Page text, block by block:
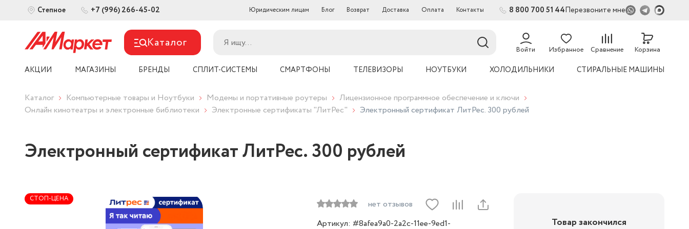
Степное +7 (996) 266-45-02 Юридическим лицам Блог Возврат Доставка Оплата Контакты 8 800 700 51 44Перезвоните мне
Каталог Войти Избранное Сравнение Корзина
АКЦИИ МАГАЗИНЫ БРЕНДЫ СПЛИТ-СИСТЕМЫ СМАРТФОНЫ ТЕЛЕВИЗОРЫ НОУТБУКИ ХОЛОДИЛЬНИКИ СТИРАЛЬНЫЕ МАШИНЫ
Каталог Компьютерные товары и Ноутбуки Модемы и портативные роутеры
Лицензионное программное обеспечение и ключи
Онлайн кинотеатры и электронные библиотеки
Электронные сертификаты "ЛитРес" Электронный сертификат ЛитРес. 300 рублей
Электронный сертификат ЛитРес. 300 рублей
СТОП-ЦЕНА
нет отзывов
Артикул: #8afea9a0-2a2c-11ee-9ed1-
Товар закончился